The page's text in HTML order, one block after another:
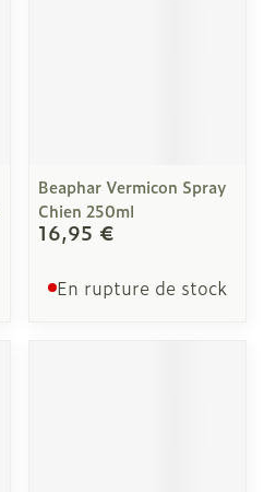
Beaphar Vermicon Spray
Chien 250ml
16,95 €
En rupture de stock